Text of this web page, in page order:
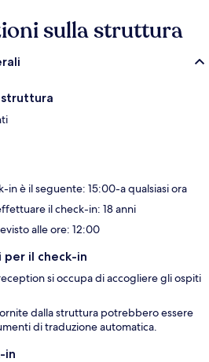
sulla struttura
struttura
in è il seguente: 15:00-a qualsiasi ora
il check-in: 18 anni
alle ore: 12:00
per il check-in
si occupa di accogliere gli ospiti
dalla struttura potrebbero essere
di traduzione automatica.
in